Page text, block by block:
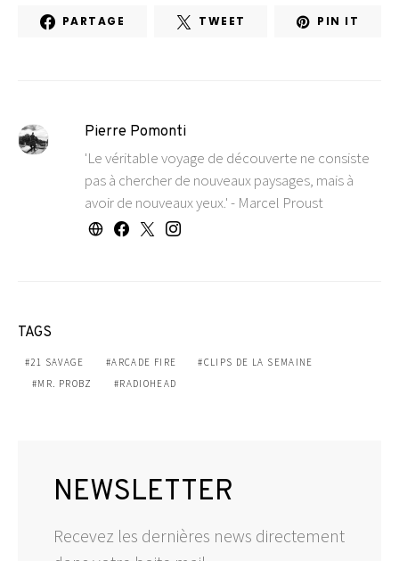
PARTAGE TWEET PIN IT
Pierre Pomonti
'Le véritable voyage de découverte ne consiste
pas à chercher de nouveaux paysages, mais à
avoir de nouveaux yeux.' - Marcel Proust
TAGS
21 SAVAGE ARCADE FIRE
CLIPS DE LA SEMAINE
MR. PROBZ
RADIOHEAD
NEWSLETTER
Recevez les dernières news directement